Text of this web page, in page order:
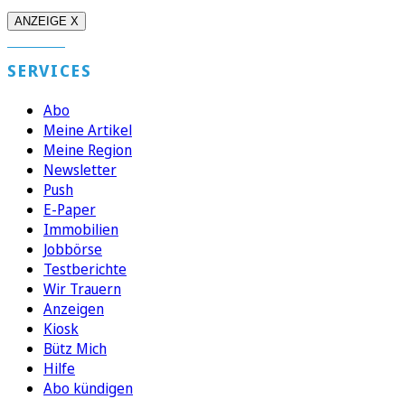
ANZEIGE X
SERVICES
Abo
Meine Artikel
Meine Region
Newsletter
Push
E-Paper
Immobilien
Jobbörse
Testberichte
Wir Trauern
Anzeigen
Kiosk
Bütz Mich
Hilfe
Abo kündigen